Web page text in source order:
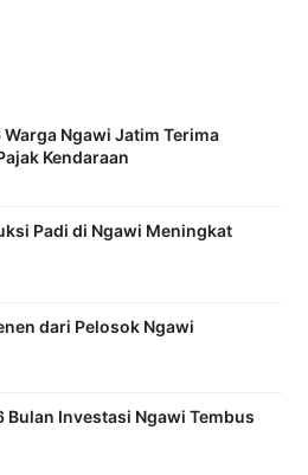
Ngawi Jatim Terima
Kendaraan
Padi di Ngawi Meningkat
dari Pelosok Ngawi
Bulan Investasi Ngawi Tembus